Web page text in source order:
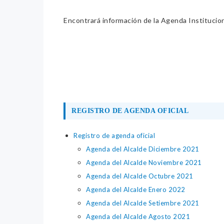
Encontrará información de la Agenda
REGISTRO DE AGENDA OFICIAL
Registro de agenda oficial
Agenda del Alcalde Diciembre 2021
Agenda del Alcalde Noviembre 2021
Agenda del Alcalde Octubre 2021
Agenda del Alcalde Enero 2022
Agenda del Alcalde Setiembre 2021
Agenda del Alcalde Agosto 2021